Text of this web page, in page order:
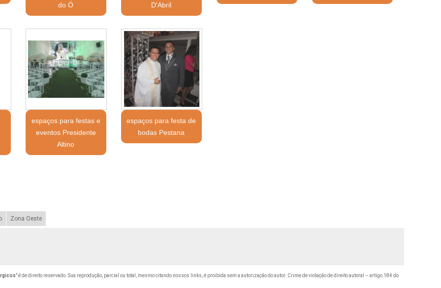
do Ó
D'Abril
espaços para festas e
eventos Presidente
Altino
espaços para festa de
bodas Pestana
Zona Oeste
" é de direito reservado. Sua reprodução, parcial ou total, mesmo citando nossos links, é proibida sem a autorização do autor. Crime de violação de direito autoral – artigo 184 do